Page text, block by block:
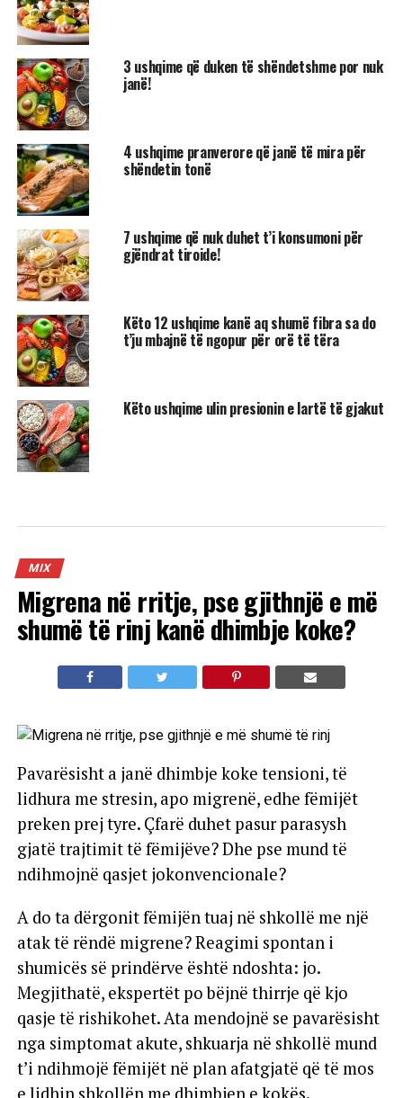
3 ushqime që duken të shëndetshme por nuk
janë!
4 ushqime pranverore që janë të mira për
shëndetin tonë
7 ushqime që nuk duhet t’i konsumoni për
gjëndrat tiroide!
Këto 12 ushqime kanë aq shumë fibra sa do
t’ju mbajnë të ngopur për orë të tëra
Këto ushqime ulin presionin e lartë të gjakut
MIX
Migrena në rritje, pse gjithnjë e më
shumë të rinj kanë dhimbje koke?
Pavarësisht a janë dhimbje koke tensioni, të
lidhura me stresin, apo migrenë, edhe fëmijët
preken prej tyre. Çfarë duhet pasur parasysh
gjatë trajtimit të fëmijëve? Dhe pse mund të
ndihmojnë qasjet jokonvencionale?
A do ta dërgonit fëmijën tuaj në shkollë me një
atak të rëndë migrene? Reagimi spontan i
shumicës së prindërve është ndoshta: jo.
Megjithatë, ekspertët po bëjnë thirrje që kjo
qasje të rishikohet. Ata mendojnë se pavarësisht
nga simptomat akute, shkuarja në shkollë mund
t’i ndihmojë fëmijët në plan afatgjatë që të mos